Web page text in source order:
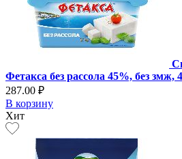
Фетакса без рассола 45%, без змж,
287.00 ₽
В корзину
Хит